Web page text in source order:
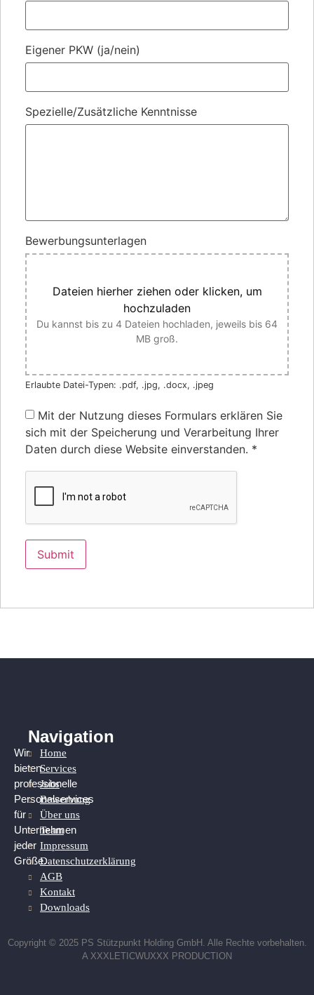
Eigener PKW (ja/nein)
Spezielle/Zusätzliche Kenntnisse
Bewerbungsunterlagen
Dateien hierher ziehen oder klicken, um
hochzuladen
Du kannst bis zu 4 Dateien hochladen, jeweils bis 64
MB groß.
Erlaubte Datei-Typen: .pdf, .jpg, .docx, .jpeg
Mit der Nutzung dieses Formulars erklären Sie
sich mit der Speicherung und Verarbeitung Ihrer
Daten durch diese Website einverstanden. *
Wir
bieten
professionelle
Personalservices
für
Unternehmen
jeder
Größe.
Navigation
Home
Services
Jobs
Bewerbung
Über uns
Team
Impressum
Datenschutzerklärung
AGB
Kontakt
Downloads
Copyright © 2025 PS Stützpunkt Holding GmbH. Alle Rechte vorbehalten.
A XXXLETICWUXXX PRODUCTION